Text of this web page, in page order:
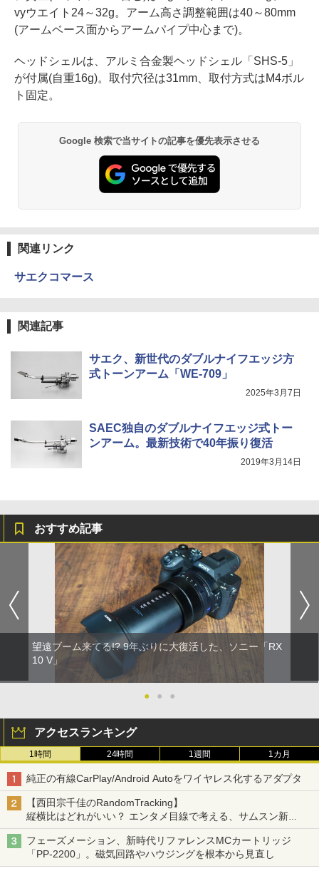
vyウエイト24～32g。アーム高さ調整範囲は40～80mm
(アームベース面からアームパイプ中心まで)。
ヘッドシェルは、アルミ合金製ヘッドシェル「SHS-5」
が付属(自重16g)。取付穴径は31mm、取付方式はM4ボル
ト固定。
Google 検索で当サイトの記事を優先表示させる
関連リンク
サエクコマース
関連記事
サエク、新世代のダブルナイフエッジ方
式トーンアーム「WE-709」
2025年3月7日
SAEC独自のダブルナイフエッジ式トー
ンアーム。最新技術で40年振り復活
2019年3月14日
おすすめ記事
望遠ブーム来てる!? 9年ぶりに大復活した、ソニー「RX
10 V」
● ● ●
アクセスランキング
1時間 24時間 1週間 1カ月
純正の有線CarPlay/Android Autoをワイヤレス化するアダプタ
【西田宗千佳のRandomTracking】
縦横比はどれがいい？ エンタメ目線で考える、サムスン新
「Galaxy Z Fold」
フェーズメーション、新時代リファレンスMCカートリッジ
「PP-2200」。磁気回路やハウジングを根本から見直し